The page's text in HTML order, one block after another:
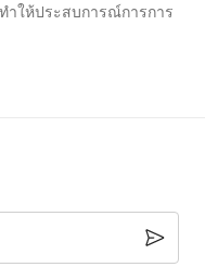
และทำงานได้เร็ว
ำให้ประสบการณ์การการ